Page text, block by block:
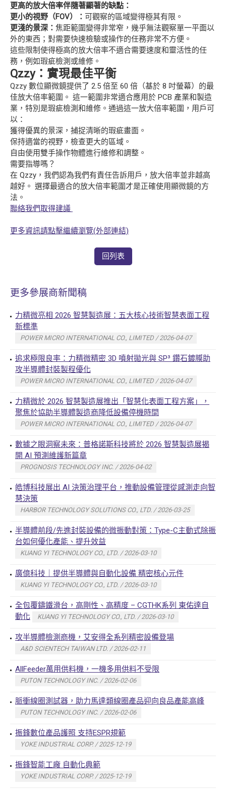
更高的放大倍率伴隨著顯著的缺點：
更小的視野（FOV）： 可觀察的區域變得極其有限。
更淺的景深： 焦距範圍變得非常窄，幾乎無法觀察單一平面以
外的東西；對需要快速檢驗或操作的任務非常不方便。
這些限制使得極高的放大倍率不適合需要速度和靈活性的任
務，例如瑕疵檢測或維修。
Qzzy：實現最佳平衡
Qzzy 數位顯微鏡提供了 2.5 倍至 60 倍（基於 8 吋螢幕）的最
佳放大倍率範圍。 這一範圍非常適合應用於 PCB 產業和製造
業，特別是瑕疵檢測和維修。通過這一放大倍率範圍，用戶可
以：
獲得優異的景深，捕捉清晰的瑕疵畫面。
保持適當的視野，檢查更大的區域。
自由使用雙手操作物體進行維修和調整。
需要指導嗎？
在 Qzzy，我們認為我們有責任告訴用戶，放大倍率並非越高
越好。 選擇最適合的放大倍率範圍才是正確使用顯微鏡的方
法。
聯絡我們取得建議
更多資訊請點擊繼續瀏覽(外部連結)
回列表
更多參展商新聞稿
力精微亮相 2026 智慧製造展：五大核心技術智慧表面工程
新標準
POWER MICRO INTERNATIONAL CO., LIMITED / 2026-04-07
追求極限良率：力精微精密 3D 噴射拋光與 SP³ 鑽石鍍膜助
攻半導體封裝製程優化
POWER MICRO INTERNATIONAL CO., LIMITED / 2026-04-07
力精微於 2026 智慧製造展推出「智慧化表面工程方案」，
聚焦於協助半導體製造商降低設備停機時間
POWER MICRO INTERNATIONAL CO., LIMITED / 2026-04-07
數據之眼洞察未來：普格諾斯科技將於 2026 智慧製造展揭
開 AI 預測維護新篇章
PROGNOSIS TECHNOLOGY INC. / 2026-04-02
皓博科技展出 AI 決策治理平台，推動設備管理從感測走向智
慧決策
HARBOR TECHNOLOGY SOLUTIONS CO., LTD. / 2026-03-25
半導體前段/先進封裝設備的微振動對策：Type-C主動式除振
台如何優化產能、提升效益
KUANG YI TECHNOLOGY CO., LTD. / 2026-03-10
廣億科技｜提供半導體與自動化設備 精密核心元件
KUANG YI TECHNOLOGY CO., LTD. / 2026-03-10
全包覆鑄鐵滑台，高剛性、高精度 – CGTHK系列 東佑達自
動化
KUANG YI TECHNOLOGY CO., LTD. / 2026-03-10
攻半導體檢測商機，艾安得全系列精密設備登場
A&D SCIENTECH TAIWAN LTD. / 2026-02-11
AllFeeder萬用供料機，一機多用供料不受限
PUTON TECHNOLOGY INC. / 2026-02-06
脈衝線圈測試器，助力馬達類線圈產品迎向良品產能高峰
PUTON TECHNOLOGY INC. / 2026-02-06
振鋒數位產品護照 支持ESPR規範
YOKE INDUSTRIAL CORP. / 2025-12-19
振鋒智能工廠 自動化典範
YOKE INDUSTRIAL CORP. / 2025-12-19